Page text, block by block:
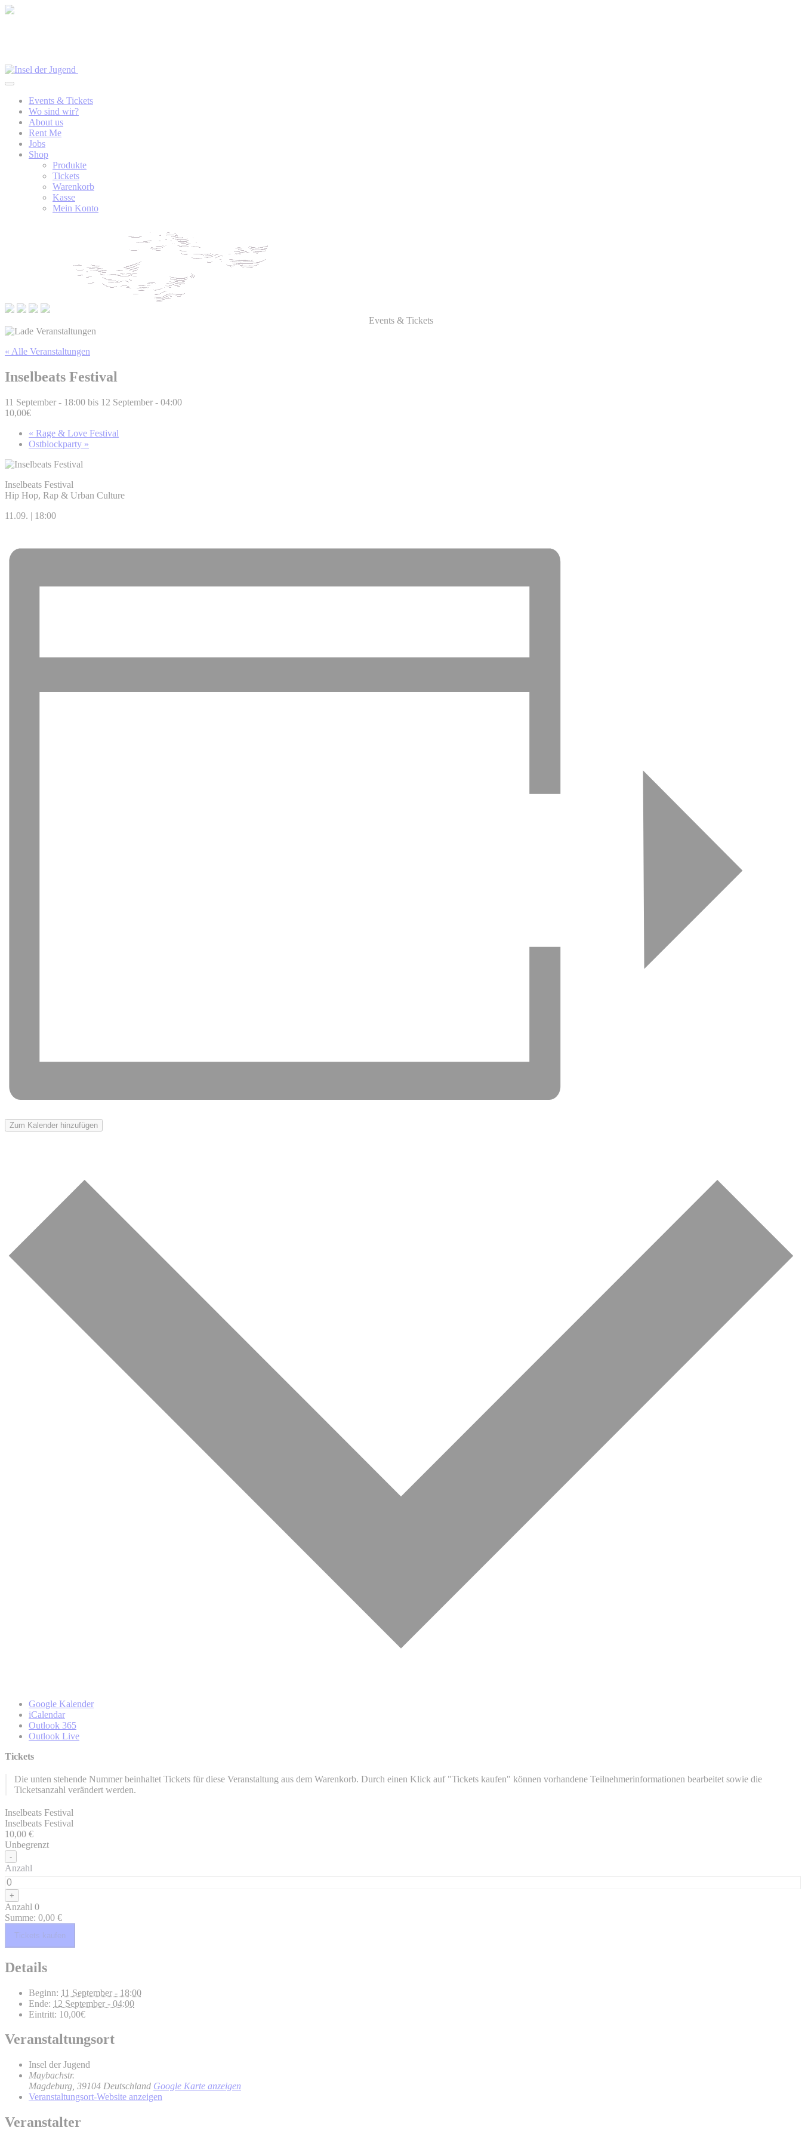
Events & Tickets
Wo sind wir?
About us
Rent Me
Jobs
Shop
Produkte
Tickets
Warenkorb
Kasse
Mein Konto
Events & Tickets
« Alle Veranstaltungen
Inselbeats Festival
11 September - 18:00 bis 12 September - 04:00
10,00€
« Rage & Love Festival
Ostblockparty »
Inselbeats Festival
Hip Hop, Rap & Urban Culture
11.09. | 18:00
Zum Kalender hinzufügen
Google Kalender
iCalendar
Outlook 365
Outlook Live
Tickets
Die unten stehende Nummer beinhaltet Tickets für diese Veranstaltung aus dem Warenkorb. Durch einen Klick auf "Tickets kaufen" können vorhandene Teilnehmerinformationen bearbeitet sowie die
Ticketsanzahl verändert werden.
Inselbeats Festival
Inselbeats Festival
10,00 €
Unbegrenzt
Verringern
der
Ticketanzahl
für
Inselbeats
Festival
-
Anzahl
Erhöhe
die
Ticketsanzahl
für
Inselbeats
Festival
+
Anzahl 0
Summe: 0,00 €
Tickets kaufen
Details
Beginn: 11 September - 18:00
Ende: 12 September - 04:00
Eintritt: 10,00€
Veranstaltungsort
Insel der Jugend
Maybachstr.
Magdeburg 39104 Deutschland Google Karte anzeigen
Veranstaltungsort-Website anzeigen
Veranstalter